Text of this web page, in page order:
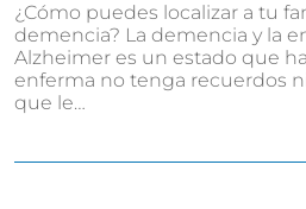
¿Cómo puedes localizar a tu
demencia? La demencia y la
Alzheimer es un estado que
enferma no tenga recuerdos
que le…